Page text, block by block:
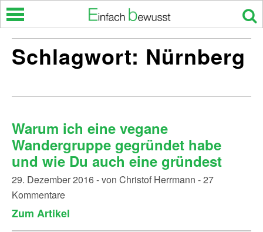
Skip
content
Schlagwort: Nürnberg
Warum ich eine vegane
Wandergruppe gegründet habe
und wie Du auch eine gründest
29. Dezember 2016 - von Christof Herrmann - 27
Kommentare
Zum Artikel